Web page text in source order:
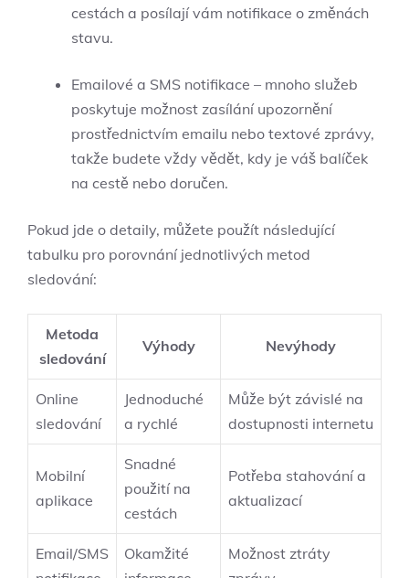
cestách a ‍posílají vám notifikace‍ o změnách
stavu.
Emailové a SMS notifikace – mnoho služeb
poskytuje možnost zasílání upozornění
prostřednictvím emailu nebo‌ textové zprávy,⁤
takže budete vždy vědět, kdy je váš balíček
na cestě nebo doručen.
Pokud jde o detaily, můžete použít následující
tabulku ⁣pro porovnání jednotlivých metod
sledování:
Metoda
‍sledování
Výhody Nevýhody
Online
sledování
Jednoduché‍
a rychlé
Může být závislé na
dostupnosti internetu
Mobilní
aplikace
Snadné
použití na
cestách
Potřeba stahování a
aktualizací
Email/SMS
Okamžité
Možnost ztráty